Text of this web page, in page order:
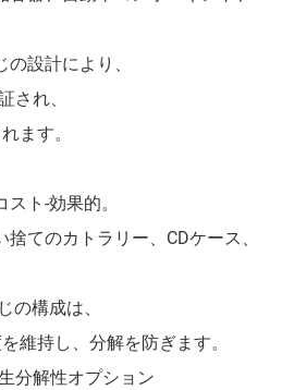
設計により、
され、
ます。
スト-効果的。
てのカトラリー、CDケース、
の構成は、
維持し、分解を防ぎます。
分解性オプション